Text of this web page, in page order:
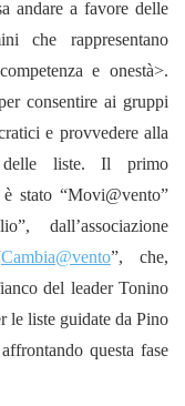
andare a favore delle
che rappresentano
e onestà>.
consentire ai gruppi
e provvedere alla
delle liste. Il primo
stato “Movi@vento”
dall’associazione
Cambia@vento”, che,
del leader Tonino
le liste guidate da Pino
questa fase